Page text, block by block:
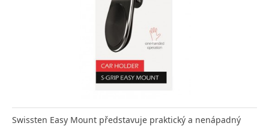
Swissten Easy Mount představuje praktický a nenápadný